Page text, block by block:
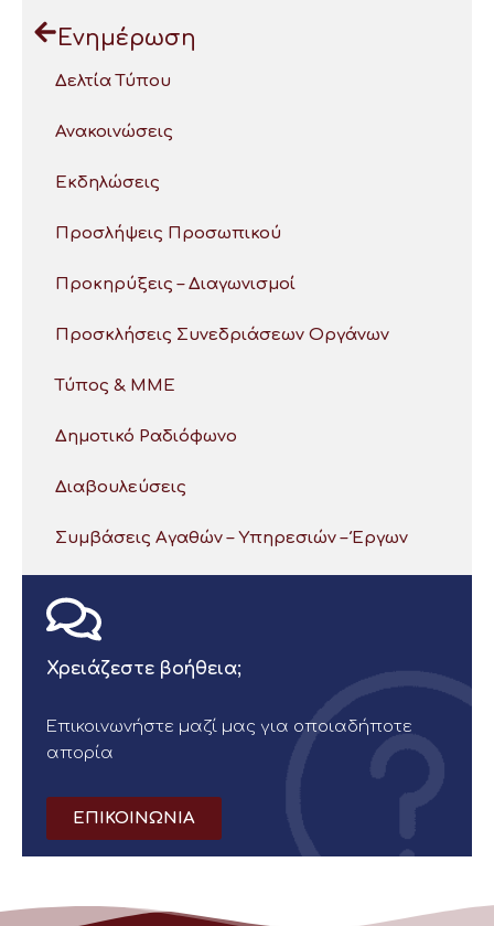
Ενημέρωση
Δελτία Τύπου
Ανακοινώσεις
Εκδηλώσεις
Προσλήψεις Προσωπικού
Προκηρύξεις – Διαγωνισμοί
Προσκλήσεις Συνεδριάσεων Οργάνων
Τύπος & ΜΜΕ
Δημοτικό Ραδιόφωνο
Διαβουλεύσεις
Συμβάσεις Αγαθών – Υπηρεσιών – Έργων
Χρειάζεστε βοήθεια;
Επικοινωνήστε μαζί μας για οποιαδήποτε
απορία
ΕΠΙΚΟΙΝΩΝΙΑ